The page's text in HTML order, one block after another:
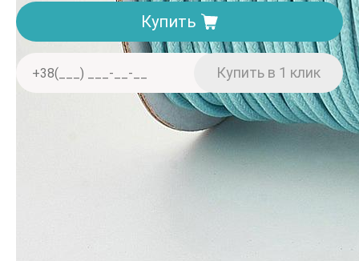
Купить
Доставка. Минимальная сумма заказа 150 грн
Отделение «Нова пошта» — от 40 грн